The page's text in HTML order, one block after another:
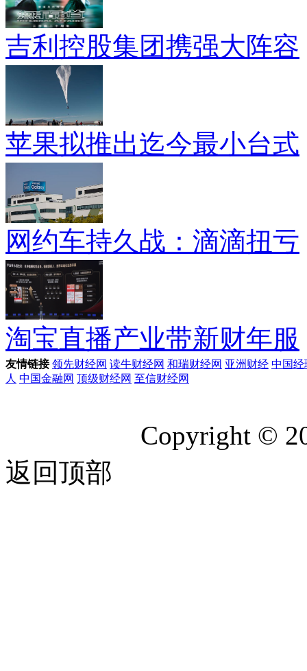
吉利控股集团携强大阵容
苹果拟推出迄今最小台式
网约车持久战：滴滴扭亏
淘宝直播产业带新财年服
友情链接领先财经网 读牛财经网 和瑞财经网 亚洲财经 中国经
人 中国金融网 顶级财经网 至信财经网
Copyright ©
返回顶部